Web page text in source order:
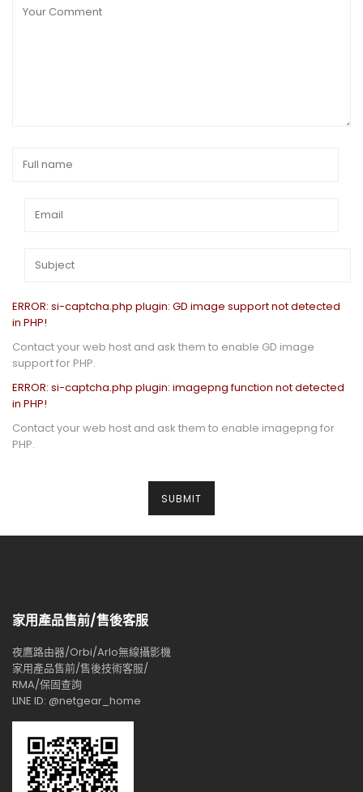
ERROR: si-captcha.php plugin: GD image support not detected
in PHP!
Contact your web host and ask them to enable GD image
support for PHP.
ERROR: si-captcha.php plugin: imagepng function not detected
in PHP!
Contact your web host and ask them to enable imagepng for
PHP.
家用產品售前/售後客服
夜鷹路由器/Orbi/Arlo無線攝影機
家用產品售前/售後技術客服/
RMA/保固查詢
LINE ID: @netgear_home